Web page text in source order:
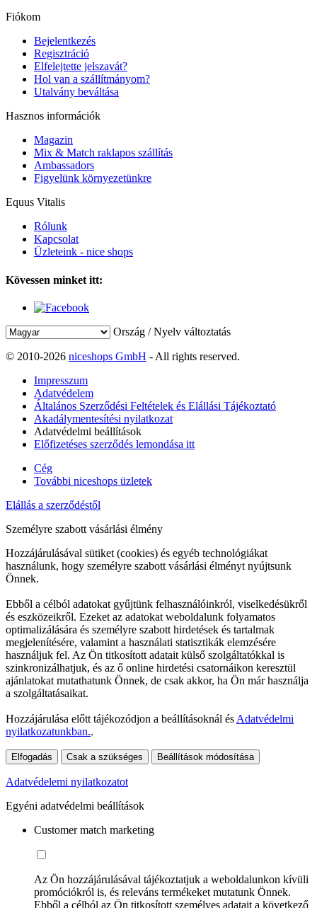
Fiókom
Bejelentkezés
Regisztráció
Elfelejtette jelszavát?
Hol van a szállítmányom?
Utalvány beváltása
Hasznos információk
Magazin
Mix & Match raklapos szállítás
Ambassadors
Figyelünk környezetünkre
Equus Vitalis
Rólunk
Kapcsolat
Üzleteink - nice shops
Kövessen minket itt:
Ország / Nyelv változtatás
© 2010-2026 niceshops GmbH - All rights reserved.
Impresszum
Adatvédelem
Általános Szerződési Feltételek és Elállási Tájékoztató
Akadálymentesítési nyilatkozat
Adatvédelmi beállítások
Előfizetéses szerződés lemondása itt
Cég
További niceshops üzletek
Elállás a szerződéstől
Személyre szabott vásárlási élmény
Hozzájárulásával sütiket (cookies) és egyéb technológiákat
használunk, hogy személyre szabott vásárlási élményt nyújtsunk
Önnek.
Ebből a célból adatokat gyűjtünk felhasználóinkról, viselkedésükről
és eszközeikről. Ezeket az adatokat weboldalunk folyamatos
optimalizálására és személyre szabott hirdetések és tartalmak
megjelenítésére, valamint a használati statisztikák elemzésére
használjuk fel. Az Ön titkosított adatait külső szolgáltatókkal is
szinkronizálhatjuk, és az ő online hirdetési csatornáikon keresztül
ajánlatokat mutathatunk Önnek, de csak akkor, ha Ön már használja
a szolgáltatásaikat.
Hozzájárulása előtt tájékozódjon a beállításoknál és Adatvédelmi
nyilatkozatunkban..
Elfogadás Csak a szükséges Beállítások módosítása
Adatvédelemi nyilatkozatot
Egyéni adatvédelmi beállítások
Customer match marketing
Az Ön hozzájárulásával tájékoztatjuk a weboldalunkon kívüli
promóciókról is, és releváns termékeket mutatunk Önnek.
Ebből a célból az Ön titkosított személyes adatait a következő